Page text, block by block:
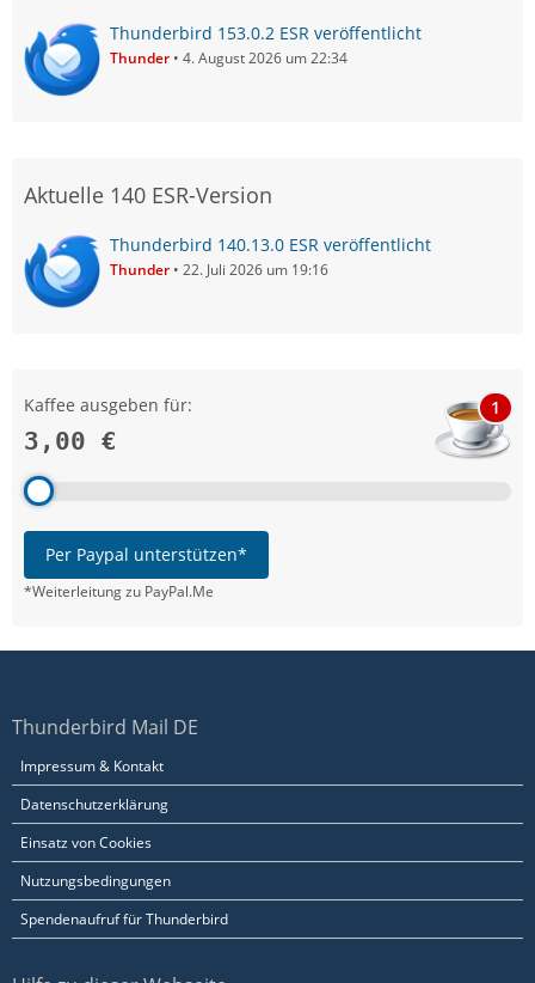
Thunderbird 153.0.2 ESR veröffentlicht
Thunder 4. August 2026 um 22:34
Aktuelle 140 ESR-Version
Thunderbird 140.13.0 ESR veröffentlicht
Thunder 22. Juli 2026 um 19:16
Kaffee ausgeben für:
3,00 €
1
Per Paypal unterstützen*
*Weiterleitung zu PayPal.Me
Thunderbird Mail DE
Impressum & Kontakt
Datenschutzerklärung
Einsatz von Cookies
Nutzungsbedingungen
Spendenaufruf für Thunderbird